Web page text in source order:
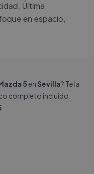
Última
en espacio,
5en Sevilla? Te la
completo incluido.